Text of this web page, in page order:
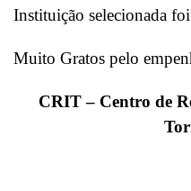
Instituição selecionada
Muito Gratos pelo
CRIT – Centro de